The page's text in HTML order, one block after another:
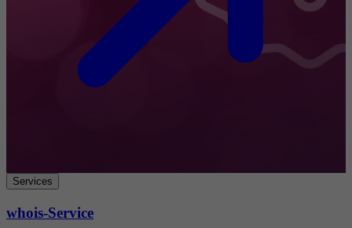
Services
whois-Service